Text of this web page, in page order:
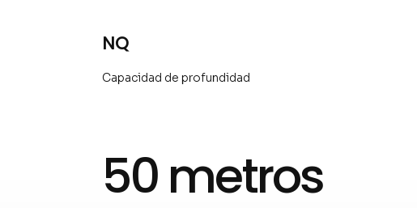
Capacidad de profundidad
NQ
50 metros